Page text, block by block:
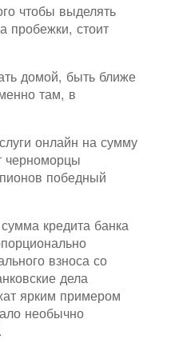
чтобы выделять
пробежки, стоит
домой, быть ближе
там, в
онлайн на сумму
черноморцы
победный
кредита банка
взноса со
дела
ярким примером
необычно